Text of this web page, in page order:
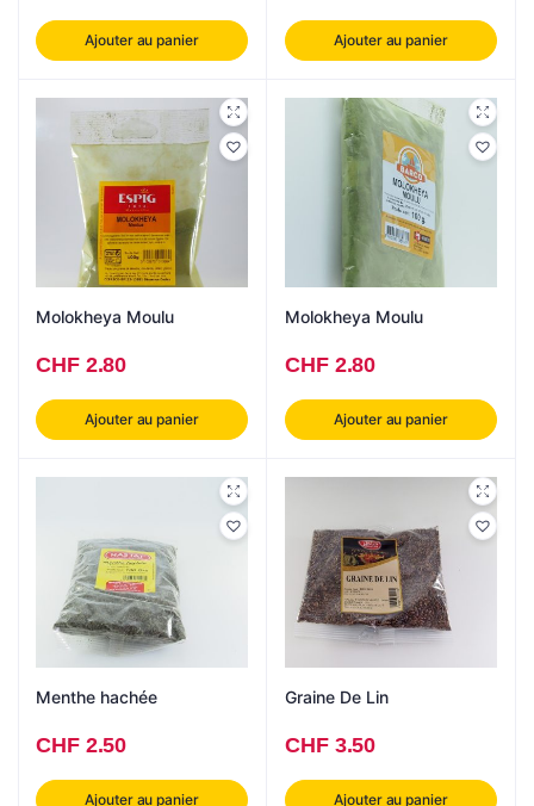
Ajouter au panier Ajouter au panier
Molokheya Moulu
CHF2.80
Ajouter au panier
Molokheya Moulu
CHF2.80
Ajouter au panier
Menthe hachée
CHF2.50
Ajouter au panier
Graine De Lin
CHF3.50
Ajouter au panier